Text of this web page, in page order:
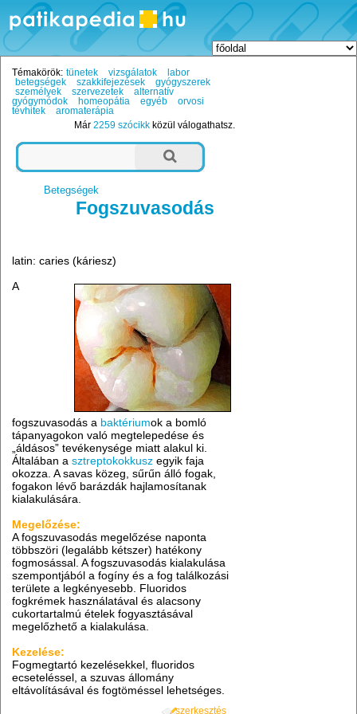
Témakörök: tünetek vizsgálatok
labor
betegségek
szakkifejezések
gyógyszerek
személyek
szervezetek
alternatív
gyógymódok
homeopátia egyéb
orvosi
tévhitek
aromaterápia
Már2259 szócikk közül válogathatsz.
Betegségek
Fogszuvasodás
latin: caries (káriesz)
A
fogszuvasodás a baktériumok a bomló
tápanyagokon való megtelepedése és
„áldásos” tevékenysége miatt alakul ki.
Általában asztreptokokkusz egyik faja
okozza. A savas közeg, sűrűn álló fogak,
fogakon lévő barázdák hajlamosítanak
kialakulására.
Megelőzése:
A fogszuvasodás megelőzése naponta
többszöri (legalább kétszer) hatékony
fogmosással. A fogszuvasodás kialakulása
szempontjából a fogíny és a fog találkozási
területe a legkényesebb. Fluoridos
fogkrémek használatával és alacsony
cukortartalmú ételek fogyasztásával
megelőzhető a kialakulása.
Kezelése:
Fogmegtartó kezelésekkel, fluoridos
ecseteléssel, a szuvas állomány
eltávolításával és fogtöméssel lehetséges.
szerkesztés